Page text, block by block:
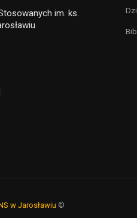
im. ks.
w Jarosławiu ©